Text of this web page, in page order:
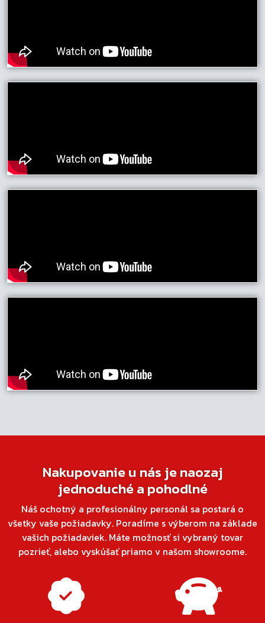
Nakupovanie u nás je naozaj
jednoduché a pohodlné
Náš ochotný a profesionálny personál sa postará o
všetky vaše požiadavky. Poradíme s výberom na základe
vašich požiadaviek. Máte možnosť si vybraný tovar
pozrieť, alebo vyskúšať priamo v našom showroome.